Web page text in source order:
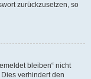
zurückzusetzen, so
bleiben“ nicht
verhindert den